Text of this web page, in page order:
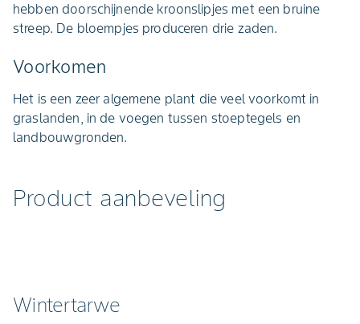
hebben doorschijnende kroonslipjes met een bruine
streep. De bloempjes produceren drie zaden.
Voorkomen
Het is een zeer algemene plant die veel voorkomt in
graslanden, in de voegen tussen stoeptegels en
landbouwgronden.
Product aanbeveling
Wintertarwe